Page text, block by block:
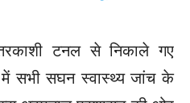
टनल से निकाले गए
सभी सघन स्वास्थ्य जांच के